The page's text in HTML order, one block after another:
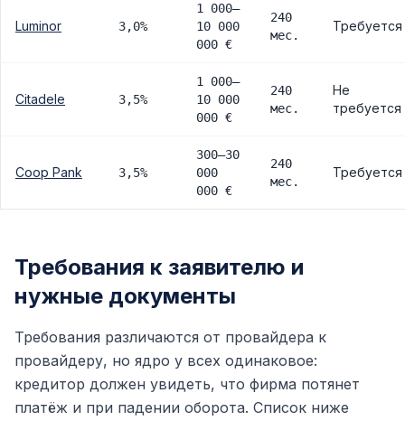
Luminor 3,0%
1 000–
10 000
000 €
240
мес.
Требуется
Citadele 3,5%
1 000–
10 000
000 €
240
мес.
Не
требуется
Coop Pank 3,5%
300–30
000
000 €
240
мес.
Требуется
Требования к заявителю и
нужные документы
Требования различаются от провайдера к
провайдеру, но ядро у всех одинаковое:
кредитор должен увидеть, что фирма потянет
платёж и при падении оборота. Список ниже